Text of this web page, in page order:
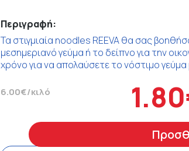
Περιγραφή:
Τα στιγμιαία noodles REEVA θα σας
μεσημεριανό γεύμα ή το δείπνο για την
χρόνο για να απολαύσετε το νόστιμο γεύμα
6.00€/κιλό